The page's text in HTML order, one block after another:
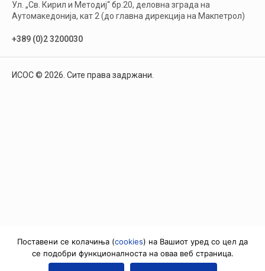
Ул. „Св. Кирил и Методиј“ бр.20, деловна зграда на
Аутомакедонија, кат 2 (до главна дирекција на Макпетрол)
+389 (0)2 3200030
ИСОС © 2026. Сите права задржани.
Поставени се колачиња (cookies) на Вашиот уред со цел да
се подобри функционалноста на оваа веб страница.